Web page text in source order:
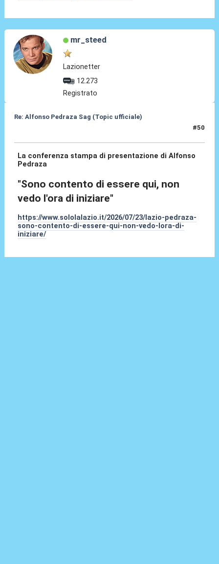
mr_steed
Lazionetter
12.273
Registrato
Re: Alfonso Pedraza Sag (Topic ufficiale)
#50
La conferenza stampa di presentazione di Alfonso
Pedraza
"Sono contento di essere qui, non
vedo l'ora di iniziare"
https://www.sololalazio.it/2026/07/23/lazio-pedraza-
sono-contento-di-essere-qui-non-vedo-lora-di-
iniziare/